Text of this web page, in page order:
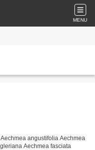
MENU
angustifolia Aechmea
Aechmea fasciata